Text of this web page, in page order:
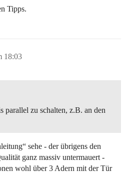
Tipps.
18:03
parallel zu schalten, z.B. an den
sehe - der übrigens den
ganz massiv untermauert -
wohl über 3 Adern mit der Tür